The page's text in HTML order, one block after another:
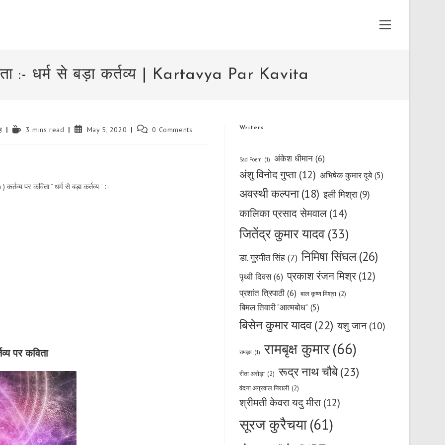
Main
:- धर्म से बड़ा कर्तव्य | Kartavya Par Kavita
Reading3 mins read
PostMay 5, 2020
Post 0 Comments
पर कविता ” धर्म से बड़ा कर्तव्य ” :-
पर कविता
Writers
Sad Poem (1) अंकेश धीमान (6)
अंशु विनोद गुप्ता (12) अभिषेक कुमार दूबे (5)
अवस्थी कल्पना (18) इली मिश्रा (9)
कालिका प्रसाद सेमवाल (14)
जितेंद्र कुमार यादव (33)
डा. गुरमीत सिंह (7) निमिषा सिंघल(26)
पृथ्वी दिवस (6) प्रकाश रंजन मिश्र (12)
प्रशांत त्रिपाठी (6) बाल कृष्ण मिश्रा (2)
बिमल तिवारी "आत्मबोध" (5)
बिसेन कुमार यादव(22) यशु जान (10)
रामबृक्ष (1) रामबृक्ष कुमार(66)
रीता अरोड़ा (2) रूद्र नाथ चौबे(23)
वंदना अग्रवाल निराली (2)
श्रीमती केवरा यदु मीरा (12)
सूरज कुरैचया(61)